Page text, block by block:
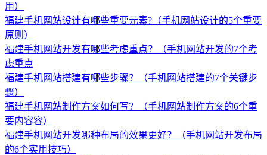
用）
福建手机网站设计有哪些重要元素?（手机网站设计的5个重要
原则）
福建手机网站开发有哪些考虑重点？（手机网站开发的7个考
虑重点
福建手机网站搭建有哪些步骤？（手机网站搭建的7个关键步
骤）
福建手机网站制作方案如何写？（手机网站制作方案的6个重
要内容容）
福建手机网站开发哪种布局的效果更好？（手机网站开发布局
的6个实用技巧）